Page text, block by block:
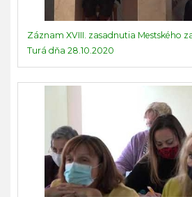
Záznam XVIII. zasadnutia Mestského
Turá dňa 28.10.2020